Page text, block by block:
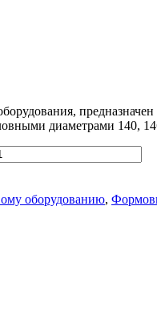
диаметрами 140,
оборудованию,